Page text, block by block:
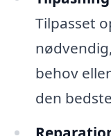
Tilpasset
behov
den